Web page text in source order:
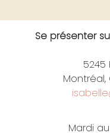
Se présenter
5245
Montréal,
Mardi